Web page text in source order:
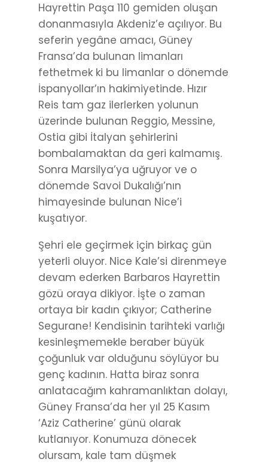
Hayrettin Paşa 110 gemiden oluşan
donanmasıyla Akdeniz’e açılıyor. Bu
seferin yegâne amacı, Güney
Fransa’da bulunan limanları
fethetmek ki bu limanlar o dönemde
İspanyollar’ın hakimiyetinde. Hızır
Reis tam gaz ilerlerken yolunun
üzerinde bulunan Reggio, Messine,
Ostia gibi İtalyan şehirlerini
bombalamaktan da geri kalmamış.
Sonra Marsilya’ya uğruyor ve o
dönemde Savoi Dukalığı’nın
himayesinde bulunan Nice’i
kuşatıyor.
Şehri ele geçirmek için birkaç gün
yeterli oluyor. Nice Kale’si direnmeye
devam ederken Barbaros Hayrettin
gözü oraya dikiyor. İşte o zaman
ortaya bir kadın çıkıyor; Catherine
Segurane! Kendisinin tarihteki varlığı
kesinleşmemekle beraber büyük
çoğunluk var olduğunu söylüyor bu
genç kadının. Hatta biraz sonra
anlatacağım kahramanlıktan dolayı,
Güney Fransa’da her yıl 25 Kasım
‘Aziz Catherine’ günü olarak
kutlanıyor. Konumuza dönecek
olursam, kale tam düşmek